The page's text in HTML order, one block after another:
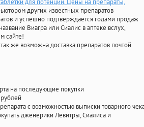
для потенции. Цены на препараты,
других известных препаратов
и успешно подтверждается годами продаж
Виагра или Сиалис в аптеке вслух,
сайте!
же возможна доставка препаратов почтой
на последующие покупки
с возможностью выписки товарного
дженерики Левитры, Сиалиса и